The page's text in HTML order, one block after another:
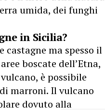
umida, dei funghi
in Sicilia?
ma spesso il
boscate dell’Etna,
è possibile
marroni. Il vulcano
dovuto alla